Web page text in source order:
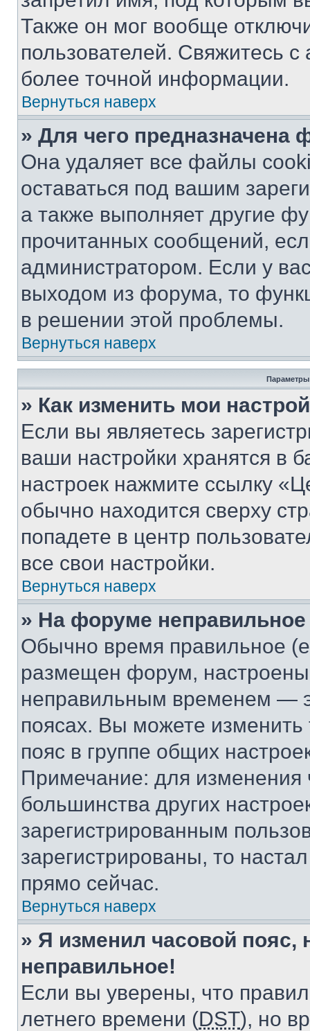
Также он мог вообще
пользователей. Свяжитесь
более точной информации.
Вернуться наверх
» Для чего предназначена
Она удаляет все файлы
оставаться под вашим
а также выполняет другие
прочитанных сообщений,
администратором. Если у
выходом из форума, то
в решении этой проблемы.
Вернуться наверх
Параметры
» Как изменить мои
Если вы являетесь
ваши настройки хранятся в
настроек нажмите ссылку
обычно находится сверху
попадете в центр
все свои настройки.
Вернуться наверх
» На форуме
Обычно время правильное
размещен форум, настроены
неправильным временем —
поясах. Вы можете изменить
пояс в группе общих
Примечание: для изменения
большинства других
зарегистрированным
зарегистрированы, то
прямо сейчас.
Вернуться наверх
» Я изменил часовой пояс,
неправильное!
Если вы уверены, что
летнего времени (DST), но